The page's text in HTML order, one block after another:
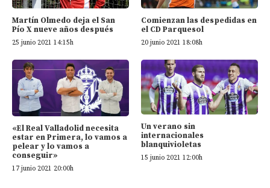
Martín Olmedo deja el San
Pío X nueve años después
25 junio 2021 14:15h
Comienzan las despedidas en
el CD Parquesol
20 junio 2021 18:08h
«El Real Valladolid necesita
estar en Primera, lo vamos a
pelear y lo vamos a
conseguir»
17 junio 2021 20:00h
Un verano sin
internacionales
blanquivioletas
15 junio 2021 12:00h